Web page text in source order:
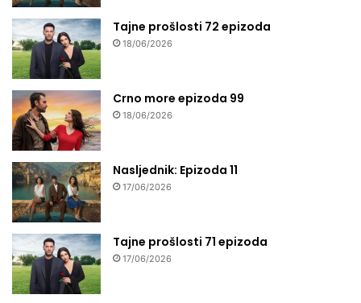
Tajne prošlosti 72 epizoda
18/06/2026
Crno more epizoda 99
18/06/2026
Nasljednik: Epizoda 11
17/06/2026
Tajne prošlosti 71 epizoda
17/06/2026